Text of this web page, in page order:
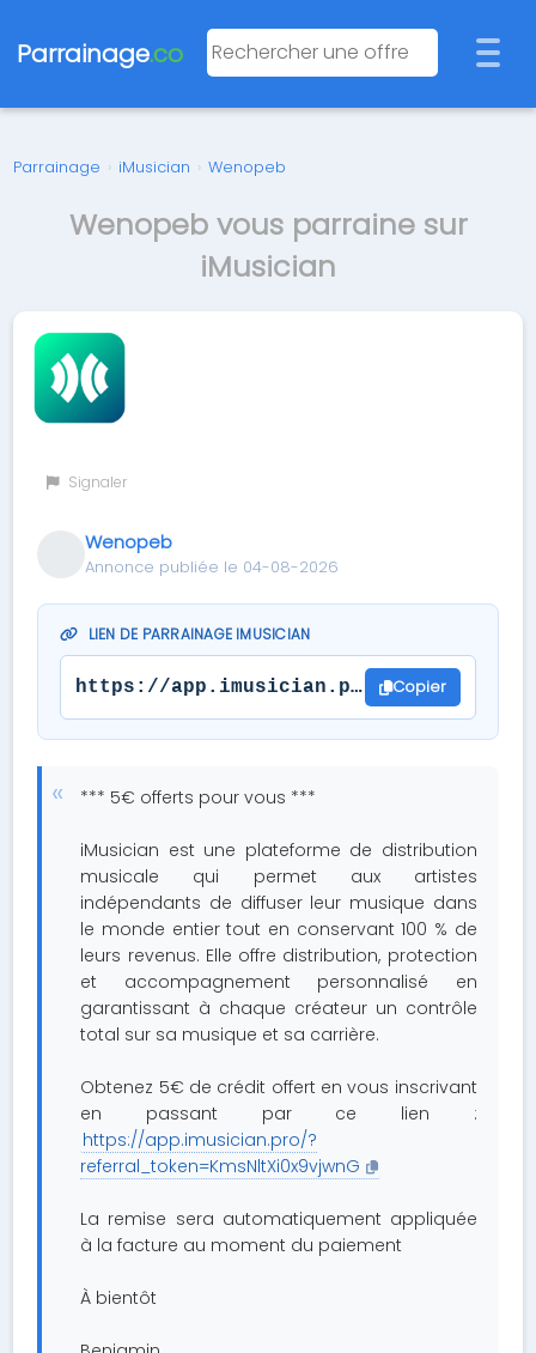
Parrainage.co
Parrainage › iMusician › Wenopeb
Wenopeb vous parraine sur
iMusician
Signaler
Wenopeb
Annonce publiée le 04-08-2026
LIEN DE PARRAINAGE IMUSICIAN
https://app.imusician.pro/ Copier
*** 5€ offerts pour vous ***
iMusician est une plateforme de distribution
musicale qui permet aux artistes
indépendants de diffuser leur musique dans
le monde entier tout en conservant 100 % de
leurs revenus. Elle offre distribution, protection
et accompagnement personnalisé en
garantissant à chaque créateur un contrôle
total sur sa musique et sa carrière.
Obtenez 5€ de crédit offert en vous inscrivant
en passant par ce lien :
https://app.imusician.pro/?
referral_token=KmsNltXi0x9vjwnG
La remise sera automatiquement appliquée
à la facture au moment du paiement
À bientôt